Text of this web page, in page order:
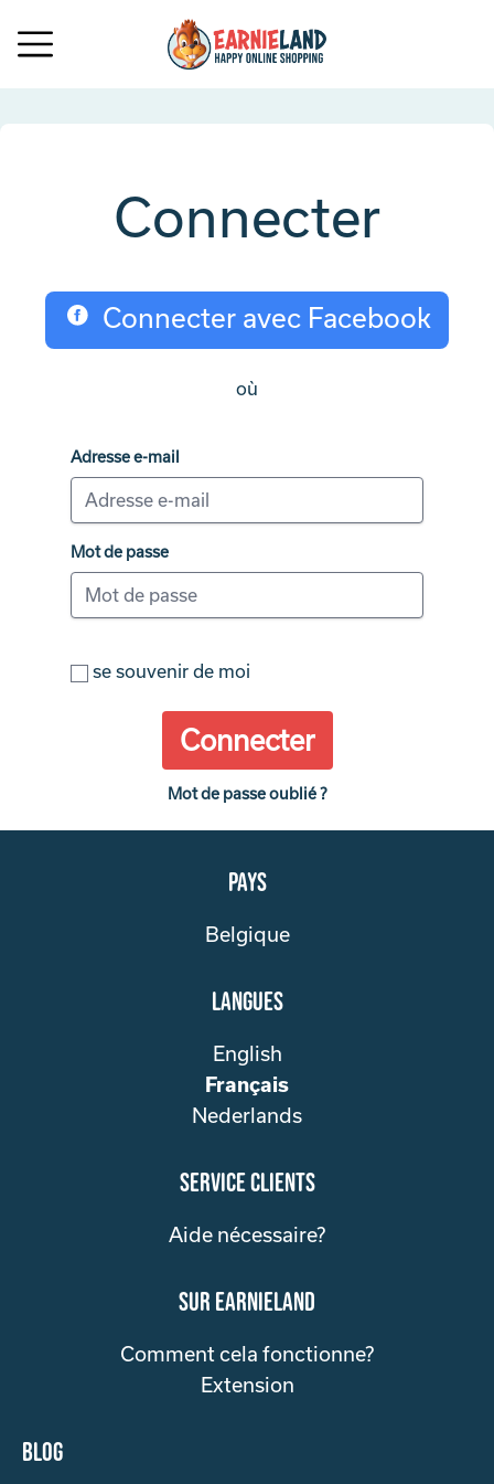
Connecter
Connecter avec Facebook
où
Adresse e-mail
Mot de passe
se souvenir de moi
Connecter
Mot de passe oublié ?
Pays
Belgique
Langues
English
Français
Nederlands
service clients
Aide nécessaire?
sur Earnieland
Comment cela fonctionne?
Extension
Blog